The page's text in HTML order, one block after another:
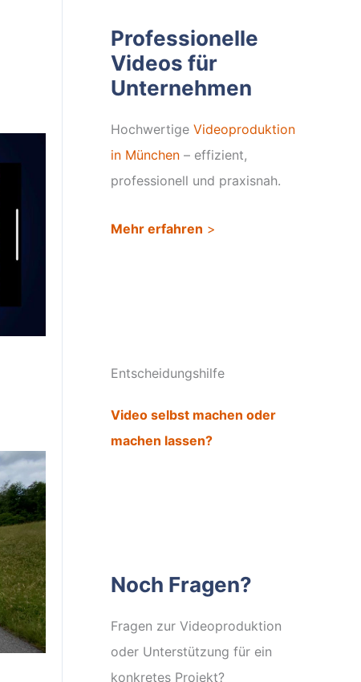
Professionelle
Videos für
Unternehmen
Hochwertige Videoproduktion
in München – effizient,
professionell und praxisnah.
Mehr erfahren >
Entscheidungshilfe
Video selbst machen oder
machen lassen?
Noch Fragen?
Fragen zur Videoproduktion
oder Unterstützung für ein
konkretes Projekt?